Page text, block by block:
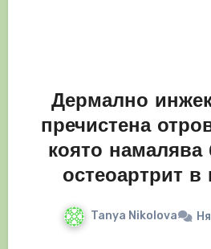
Дермално
пречистена
която намалява
остеоартрит в
Tanya Nikolova